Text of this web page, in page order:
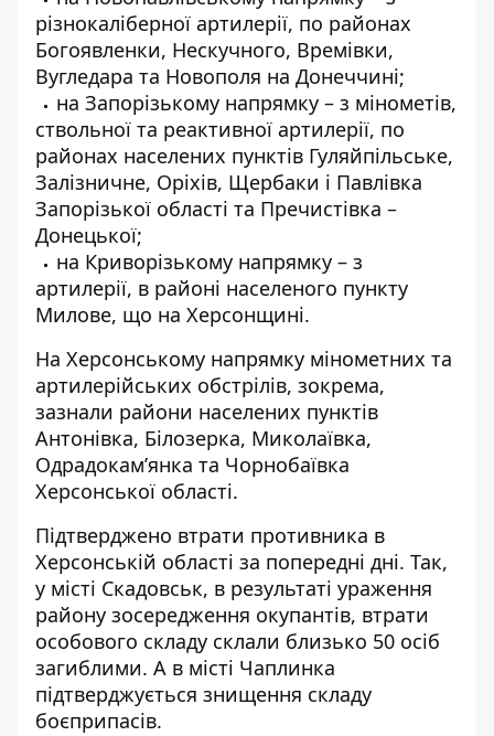
різнокаліберної артилерії, по районах
Богоявленки, Нескучного, Времівки,
Вугледара та Новополя на Донеччині;
на Запорізькому напрямку – з мінометів,
ствольної та реактивної артилерії, по
районах населених пунктів Гуляйпільське,
Залізничне, Оріхів, Щербаки і Павлівка
Запорізької області та Пречистівка –
Донецької;
на Криворізькому напрямку – з
артилерії, в районі населеного пункту
Милове, що на Херсонщині.
На Херсонському напрямку мінометних та
артилерійських обстрілів, зокрема,
зазнали райони населених пунктів
Антонівка, Білозерка, Миколаївка,
Одрадокам’янка та Чорнобаївка
Херсонської області.
Підтверджено втрати противника в
Херсонській області за попередні дні. Так,
у місті Скадовськ, в результаті ураження
району зосередження окупантів, втрати
особового складу склали близько 50 осіб
загиблими. А в місті Чаплинка
підтверджується знищення складу
боєприпасів.